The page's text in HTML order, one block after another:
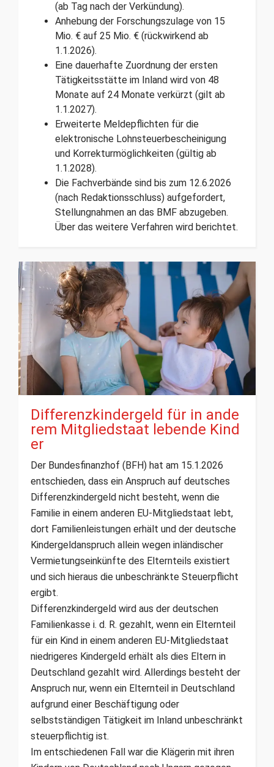
(ab Tag nach der Verkündung).
Anhebung der Forschungszulage von 15
Mio. € auf 25 Mio. € (rückwirkend ab
1.1.2026).
Eine dauerhafte Zuordnung der ersten
Tätigkeitsstätte im Inland wird von 48
Monate auf 24 Monate verkürzt (gilt ab
1.1.2027).
Erweiterte Meldepflichten für die
elektronische Lohnsteuerbescheinigung
und Korrekturmöglichkeiten (gültig ab
1.1.2028).
Die Fachverbände sind bis zum 12.6.2026
(nach Redaktionsschluss) aufgefordert,
Stellungnahmen an das BMF abzugeben.
Über das weitere Verfahren wird berichtet.
Differenzkindergeld für in ande
rem Mitgliedstaat lebende Kind
er
Der Bundesfinanzhof (BFH) hat am 15.1.2026
entschieden, dass ein Anspruch auf deutsches
Differenzkindergeld nicht besteht, wenn die
Familie in einem anderen EU-Mitgliedstaat lebt,
dort Familienleistungen erhält und der deutsche
Kindergeldanspruch allein wegen inländischer
Vermietungseinkünfte des Elternteils existiert
und sich hieraus die unbeschränkte Steuerpflicht
ergibt.
Differenzkindergeld wird aus der deutschen
Familienkasse i. d. R. gezahlt, wenn ein Elternteil
für ein Kind in einem anderen EU-Mitgliedstaat
niedrigeres Kindergeld erhält als dies Eltern in
Deutschland gezahlt wird. Allerdings besteht der
Anspruch nur, wenn ein Elternteil in Deutschland
aufgrund einer Beschäftigung oder
selbstständigen Tätigkeit im Inland unbeschränkt
steuerpflichtig ist.
Im entschiedenen Fall war die Klägerin mit ihren